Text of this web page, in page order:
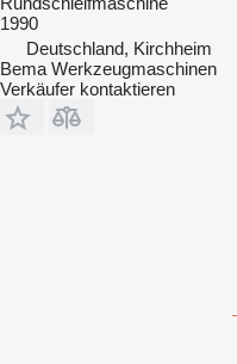
1990
Deutschland, Kirchheim
Bema Werkzeugmaschinen
Verkäufer kontaktieren